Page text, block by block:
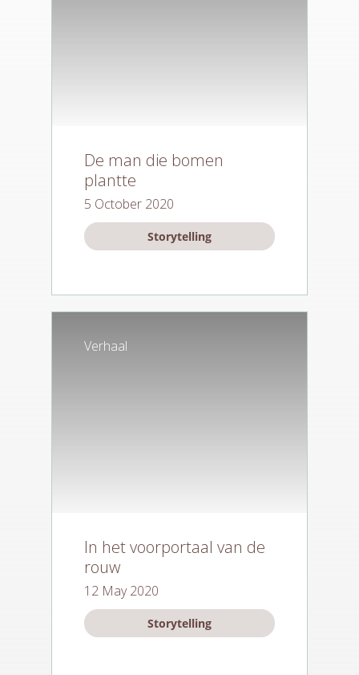
De man die bomen
plantte
5 October 2020
Storytelling
Verhaal
In het voorportaal van de
rouw
12 May 2020
Storytelling